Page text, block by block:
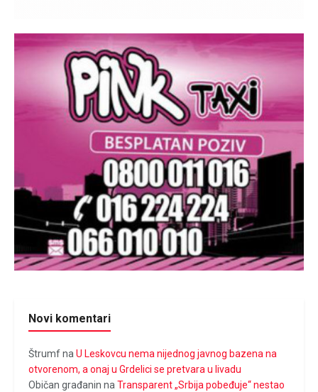
Novi komentari
ŠtrumfnaU Leskovcu nema nijednog javnog bazena na
otvorenom, a onaj u Grdelici se pretvara u livadu
Običan građanin naTransparent „Srbija pobeđuje“ nestao